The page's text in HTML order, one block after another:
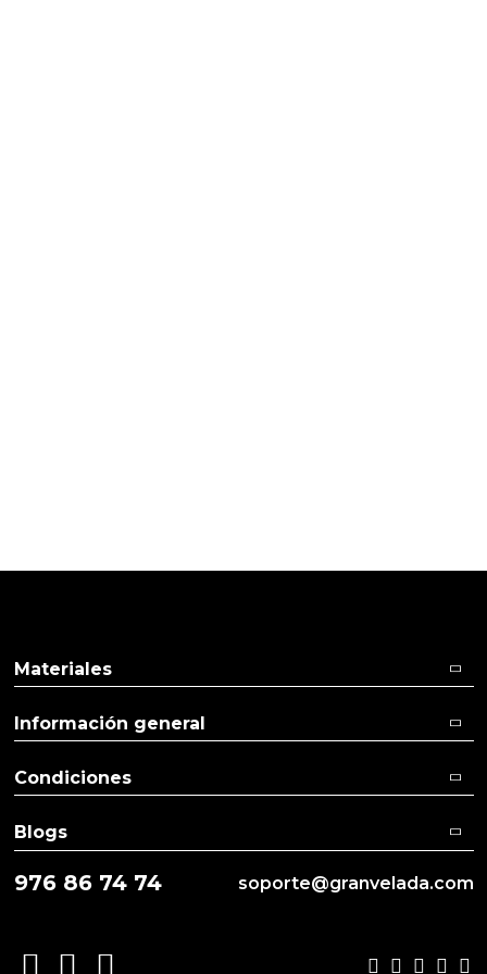
976 86 74 74 soporte@granvelada.com
Materiales
Información general
Condiciones
Blogs